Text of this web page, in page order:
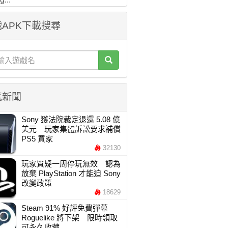
下載搜尋
聞
Sony 獲法院裁定退還 5.08 億
美元 玩家集體訴訟要求補償
PS5 買家
32130
玩家質疑一周停玩無效 認為
放棄 PlayStation 才能迫 Sony
改變政策
18629
Steam 91% 好評免費彈幕
Roguelike 將下架 限時領取